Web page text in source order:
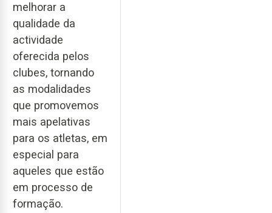
melhorar a
qualidade da
actividade
oferecida pelos
clubes, tornando
as modalidades
que promovemos
mais apelativas
para os atletas, em
especial para
aqueles que estão
em processo de
formação.